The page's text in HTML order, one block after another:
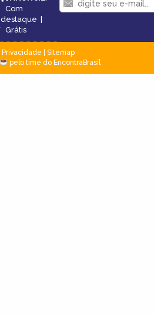
Com
destaque |
Grátis
Privacidade
Sitemap
pelo time do EncontraBrasil